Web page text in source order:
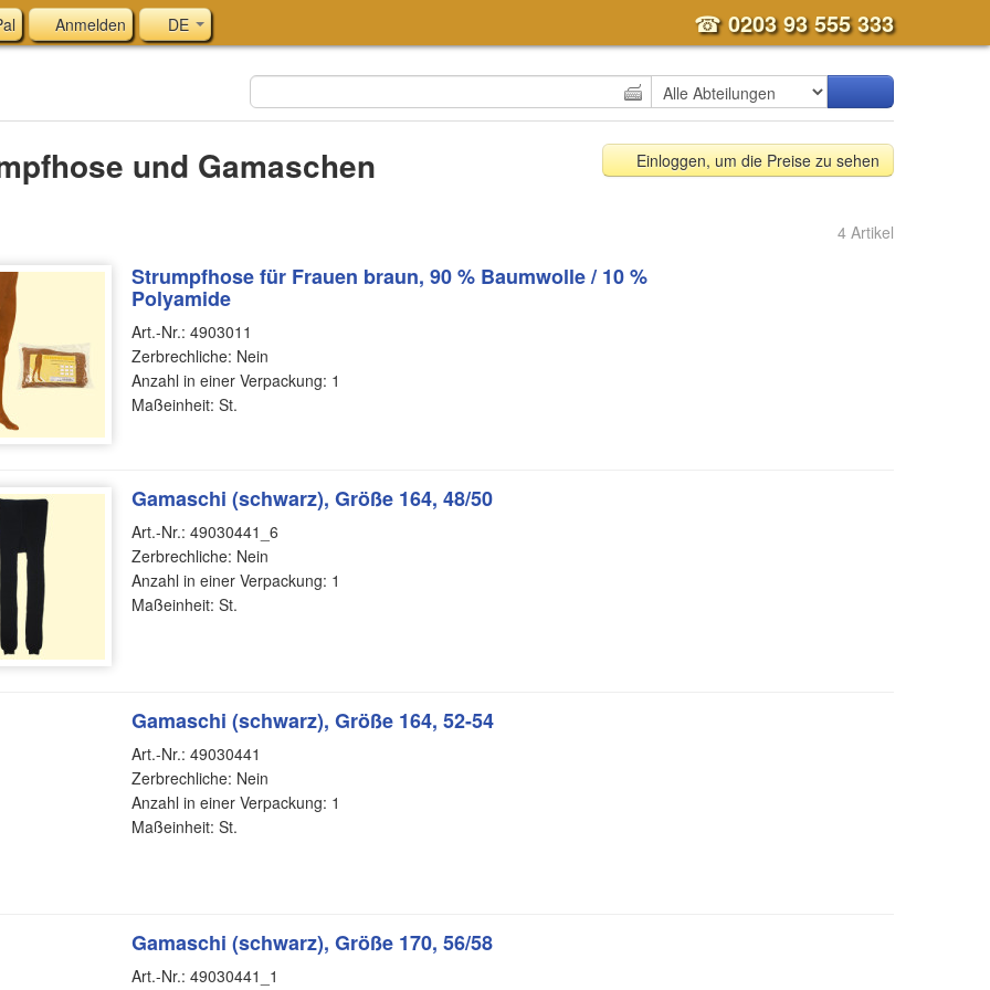
Anmelden DE ☎0203 93 555 333
und Gamaschen Einloggen, um die Preise zu sehen
4 Artikel
Strumpfhose für Frauen braun, 90 % Baumwolle / 10 %
Polyamide
Art.-Nr.: 4903011
Zerbrechliche: Nein
Anzahl in einer Verpackung: 1
Maßeinheit: St.
Gamaschi (schwarz), Größe 164, 48/50
Art.-Nr.: 49030441_6
Zerbrechliche: Nein
Anzahl in einer Verpackung: 1
Maßeinheit: St.
Gamaschi (schwarz), Größe 164, 52-54
Art.-Nr.: 49030441
Zerbrechliche: Nein
Anzahl in einer Verpackung: 1
Maßeinheit: St.
Gamaschi (schwarz), Größe 170, 56/58
Art.-Nr.: 49030441_1